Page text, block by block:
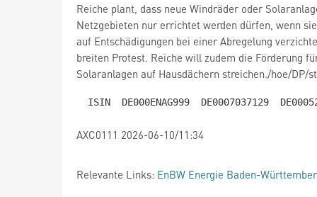
Reiche plant, dass neue Windräder oder
Netzgebieten nur errichtet werden dürfen, wenn
auf Entschädigungen bei einer Abregelung
breiten Protest. Reiche will zudem die Förderung
Solaranlagen auf Hausdächern streichen./hoe/DP/
AXC0111 2026-06-10/11:34
Relevante Links: EnBW Energie Baden-